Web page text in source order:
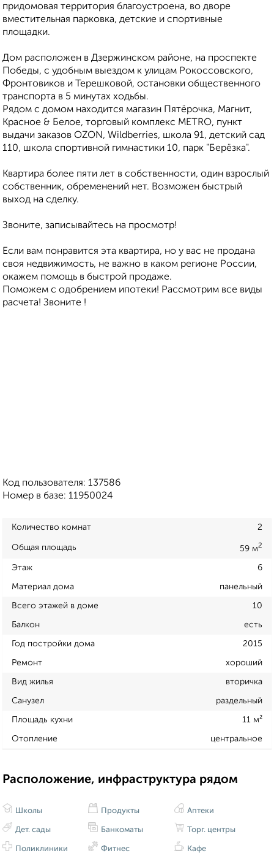
придомовая территория благоустроена, во дворе
вместительная парковка, детские и спортивные
площадки.
Дом расположен в Дзержинском районе, на проспекте
Победы, с удобным выездом к улицам Рокоссовского,
Фронтовиков и Терешковой, остановки общественного
транспорта в 5 минутах ходьбы.
Рядом с домом находится магазин Пятёрочка, Магнит,
Красное & Белое, торговый комплекс МЕТRО, пункт
выдачи заказов ОZОN, Wildbеrriеs, школа 91, детский сад
110, школа спортивной гимнастики 10, парк "Берёзка".
Квартира более пяти лет в собственности, один взрослый
собственник, обременений нет. Возможен быстрый
выход на сделку.
Звоните, записывайтесь на просмотр!
Если вам понравится эта квартира, но у вас не продана
своя недвижимость, не важно в каком регионе России,
окажем помощь в быстрой продаже.
Поможем с одобрением ипотеки! Рассмотрим все виды
расчета! Звоните !
Код пользователя: 137586
Номер в базе: 11950024
Количество комнат 2
Общая площадь 59 м2
Этаж 6
Материал дома панельный
Всего этажей в доме 10
Балкон есть
Год постройки дома 2015
Ремонт хороший
Вид жилья вторичка
Санузел раздельный
Площадь кухни 11 м²
Отопление центральное
Расположение, инфраструктура рядом
Школы
Дет. сады
Поликлиники
Продукты
Банкоматы
Фитнес
Аптеки
Торг. центры
Кафе